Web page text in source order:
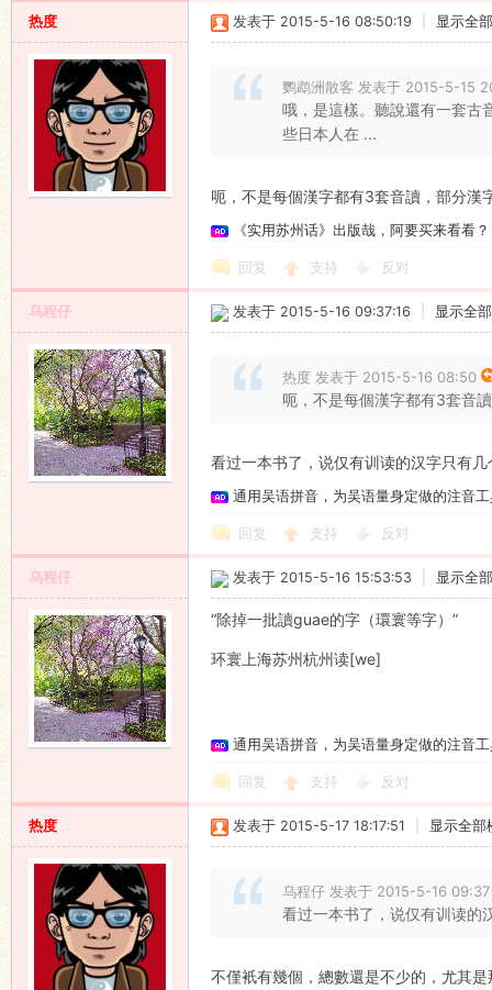
热度 发表于 2015-5-16 08:50:19 显示全
鹦鹉洲散客 发表于 2015-5-15
哦，是這樣。聽說還有一套古
些日本人在 ...
呃，不是每個漢字都有3套音讀，部分漢
《实用苏州话》出版哉，阿要买来看看？
回复 支持 反对
乌程仔 发表于 2015-5-16 09:37:16 显示全
热度 发表于 2015-5-16 08:50
呃，不是每個漢字都有3套音
看过一本书了，说仅有训读的汉字只有
通用吴语拼音，为吴语量身定做的注音
回复 支持 反对
乌程仔 发表于 2015-5-16 15:53:53 显示全
“除掉一批讀guae的字（環寰等字）”
环寰上海苏州杭州读[we]
通用吴语拼音，为吴语量身定做的注音
回复 支持 反对
热度 发表于 2015-5-17 18:17:51 显示全部
乌程仔 发表于 2015-5-16 09:37
看过一本书了，说仅有训读的
不僅衹有幾個，總數還是不少的，尤其